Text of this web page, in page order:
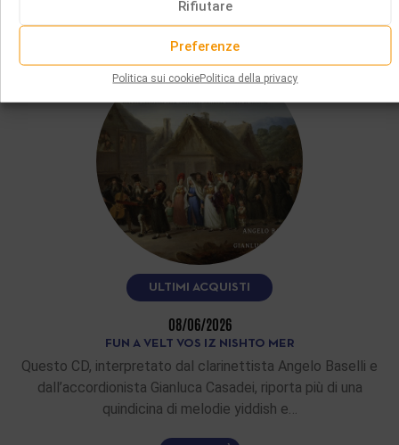
Rifiutare
Preferenze
Politica sui cookiePolitica della privacy
VI PIACERÀ ANCHE
ULTIMI ACQUISTI
08/06/2026
FUN A VELT VOS IZ NISHTO MER
Questo CD, interpretato dal clarinettista Angelo Baselli e
dall’accordionista Gianluca Casadei, riporta più di una
quindicina di melodie yiddish e…